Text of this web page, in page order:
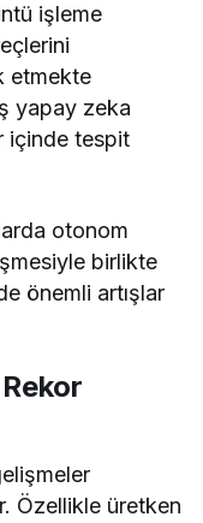
işleme
etmekte
yapay zeka
içinde tespit
otonom
birlikte
önemli artışlar
Özellikle üretken